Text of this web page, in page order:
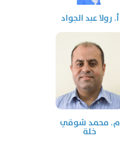
أ. رولا عبد الجواد
م. محمد شوقي
خلة